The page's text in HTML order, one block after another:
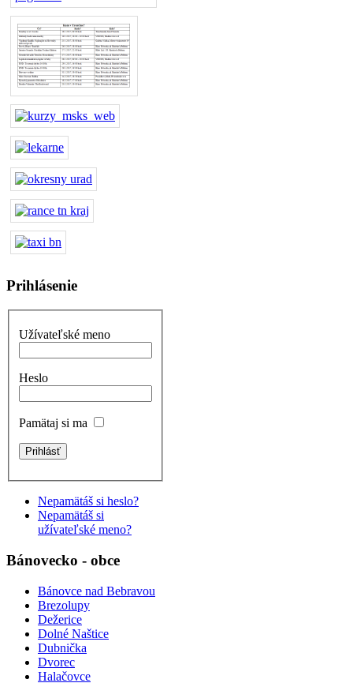
Prihlásenie
Užívateľské meno
Heslo
Pamätaj si ma
Nepamätáš si heslo?
Nepamätáš si
užívateľské meno?
Bánovecko - obce
Bánovce nad Bebravou
Brezolupy
Dežerice
Dolné Naštice
Dubnička
Dvorec
Halačovce